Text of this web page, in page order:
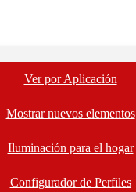
Ver por Aplicación
Mostrar nuevos elementos
Iluminación para el hogar
Configurador de Perfiles